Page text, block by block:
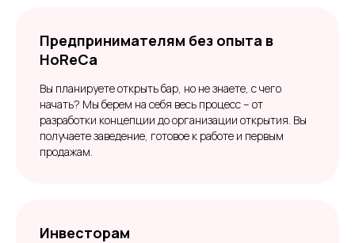
Предпринимателям без опыта в
HoReCa
Вы планируете открыть бар, но не знаете, с чего
начать? Мы берем на себя весь процесс – от
разработки концепции до организации открытия. Вы
получаете заведение, готовое к работе и первым
продажам.
Инвесторам